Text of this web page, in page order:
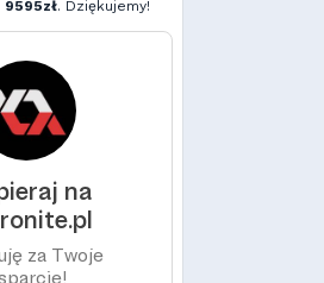
9595zł. Dziękujemy!